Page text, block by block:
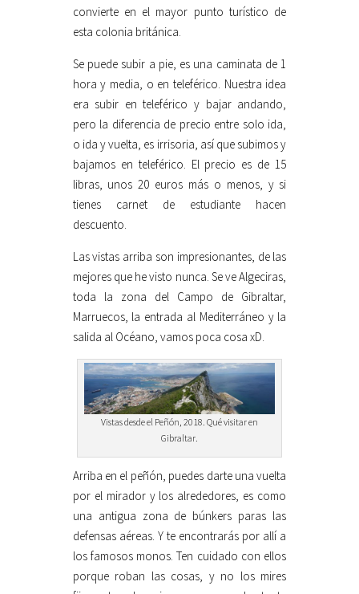
convierte en el mayor punto turístico de
esta colonia británica.
Se puede subir a pie, es una caminata de 1
hora y media, o en teleférico. Nuestra idea
era subir en teleférico y bajar andando,
pero la diferencia de precio entre solo ida,
o ida y vuelta, es irrisoria, así que subimos y
bajamos en teleférico. El precio es de 15
libras, unos 20 euros más o menos, y si
tienes carnet de estudiante hacen
descuento.
Las vistas arriba son impresionantes, de las
mejores que he visto nunca. Se ve Algeciras,
toda la zona del Campo de Gibraltar,
Marruecos, la entrada al Mediterráneo y la
salida al Océano, vamos poca cosa xD.
Vistas desde el Peñón, 2018. Qué visitar en
Gibraltar.
Arriba en el peñón, puedes darte una vuelta
por el mirador y los alrededores, es como
una antigua zona de búnkers paras las
defensas aéreas. Y te encontrarás por allí a
los famosos monos. Ten cuidado con ellos
porque roban las cosas, y no los mires